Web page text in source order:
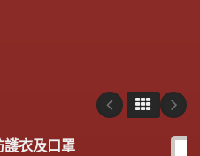
護衣及口罩